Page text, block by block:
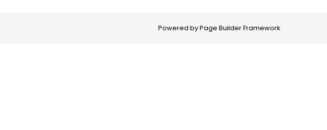
Powered byPage Builder Framework